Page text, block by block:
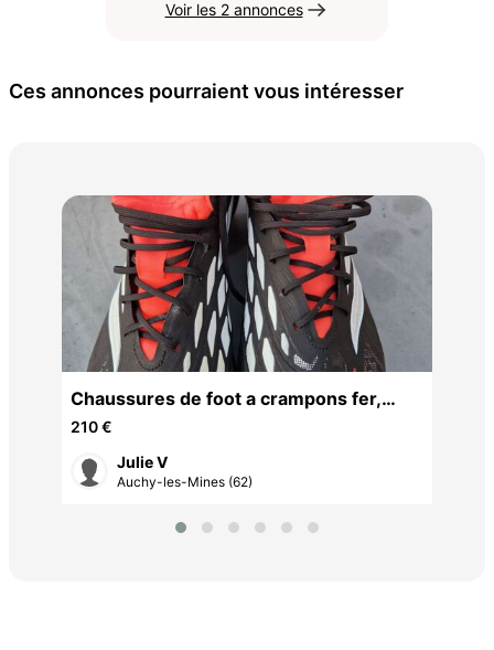
Voir les 2 annonces
Ces annonces pourraient vous intéresser
Chaussures de foot a crampons fer,
pointure 48,2/3
210 €
Julie V
Auchy-les-Mines (62)